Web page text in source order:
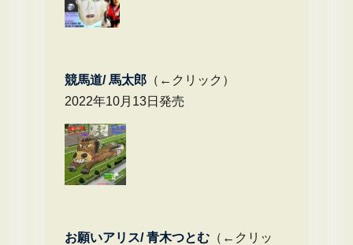
競馬道/ 馬太郎（←クリック）
2022年10月13日発売
お願いアリス/ 青木つとむ（←クリッ